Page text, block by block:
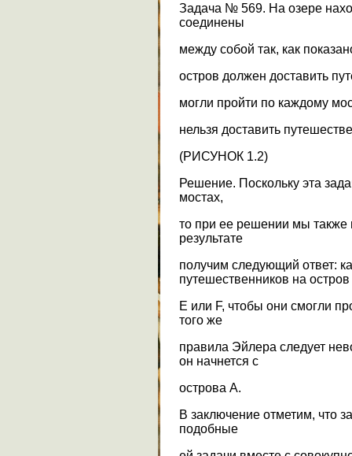
Задача № 569. На озере
соединены
между собой так, как
остров должен доставить
могли пройти по каждому
нельзя доставить
(РИСУНОК 1.2)
Решение. Поскольку эта
мостах,
то при ее решении мы
результате
получим следующий ответ:
путешественников на остров
E или F, чтобы они смогли
того же
правила Эйлера следует
он начнется с
острова A.
В заключение отметим, что
подобные